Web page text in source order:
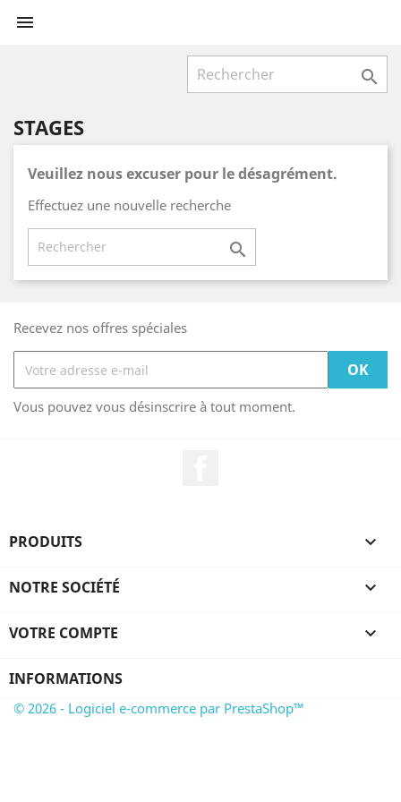


STAGES
Veuillez nous excuser pour le désagrément.
Effectuez une nouvelle recherche

Recevez nos offres spéciales
Vous pouvez vous désinscrire à tout moment.
PRODUITS 
NOTRE SOCIÉTÉ 
VOTRE COMPTE 
INFORMATIONS
© 2026 - Logiciel e-commerce par PrestaShop™